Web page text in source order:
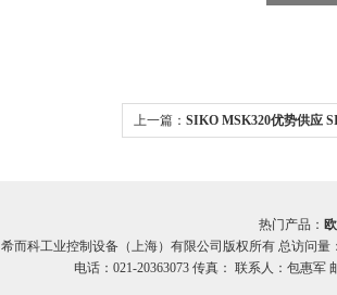
上一篇： SIKO MSK320优势供应
热门产品：
希而科工业控制设备（上海）有限公司版权所有 总访问量
电话：021-20363073 传真： 联系人：包惠军